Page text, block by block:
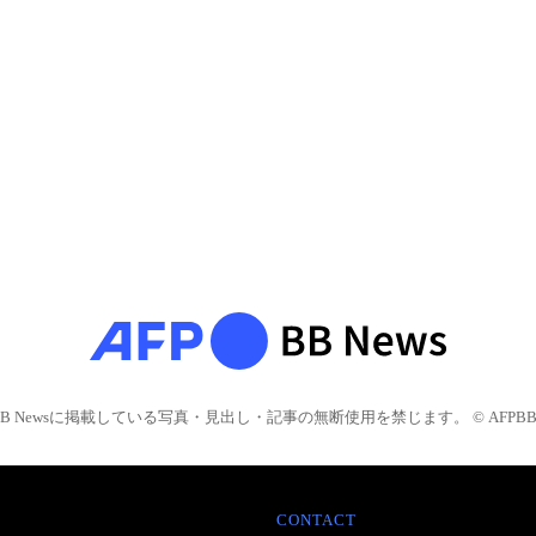
Newsに掲載している写真・見出し・記事の無断使用を禁じます。 © AFPBB
CONTACT